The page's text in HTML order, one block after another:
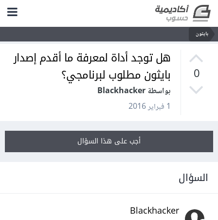
بايثون
0
هل توجد أداة لمعرفة ما أقدم إصدار
بايثون مطلوب لبرنامجي؟
بواسطة Blackhacker
1 فبراير 2016
أجب على هذا السؤال
السؤال
Blackhacker